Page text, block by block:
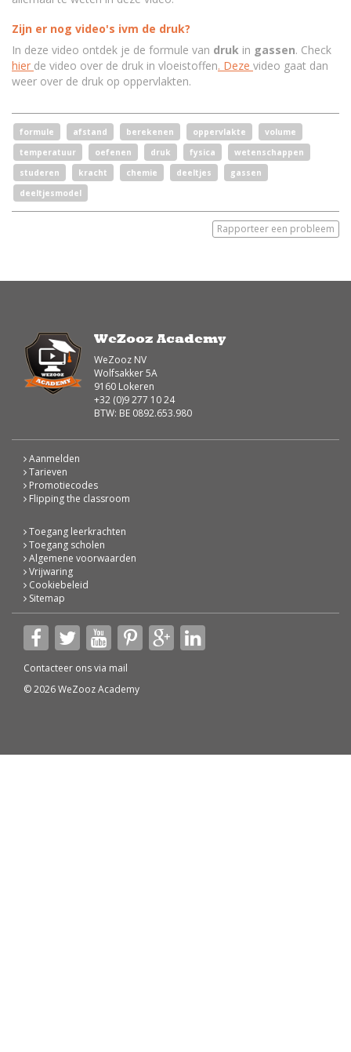
Zijn er nog video's ivm de druk?
In deze video ontdek je de formule van druk in gassen. Check
hier de video over de druk in vloeistoffen. Deze video gaat dan
weer over de druk op oppervlakten.
formule afstand berekenen oppervlakte
volume
temperatuur
oefenen druk fysica
wetenschappen
studeren
kracht chemie deeltjes
gassen
deeltjesmodel
Rapporteer een probleem
WeZooz Academy
WeZooz NV
Wolfsakker 5A
9160 Lokeren
+32 (0)9 277 10 24
BTW: BE 0892.653.980
Aanmelden
Tarieven
Promotiecodes
Flipping the classroom
Toegang leerkrachten
Toegang scholen
Algemene voorwaarden
Vrijwaring
Cookiebeleid
Sitemap
Contacteer ons via mail
© 2026 WeZooz Academy